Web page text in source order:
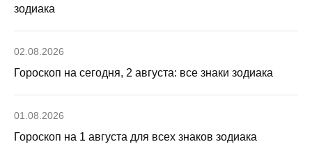
зодиака
02.08.2026
Гороскоп на сегодня, 2 августа: все знаки зодиака
01.08.2026
Гороскоп на 1 августа для всех знаков зодиака